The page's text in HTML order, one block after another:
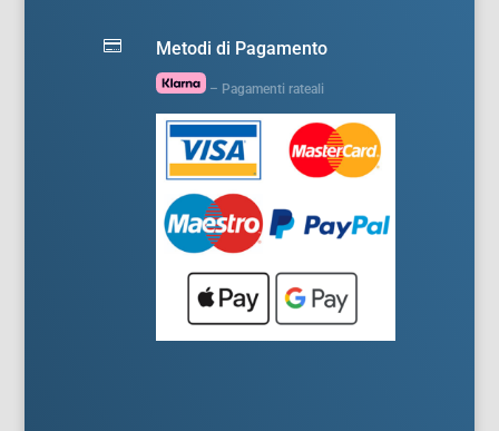
 Metodi di Pagamento
– Pagamenti rateali